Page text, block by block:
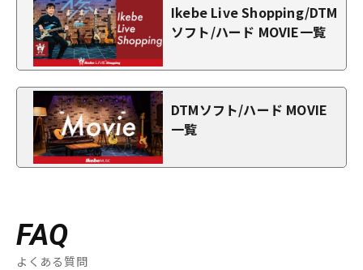
Ikebe Live Shopping/DTM
ソフト/ハード MOVIE一覧
DTMソフト/ハード MOVIE
一覧
FAQ
よくある質問